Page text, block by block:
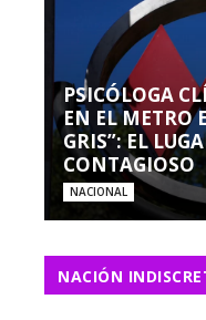
PSICÓLOGA
EN EL METRO
GRIS”: EL
CONTAGIOSO
NACIONAL
NACIÓN